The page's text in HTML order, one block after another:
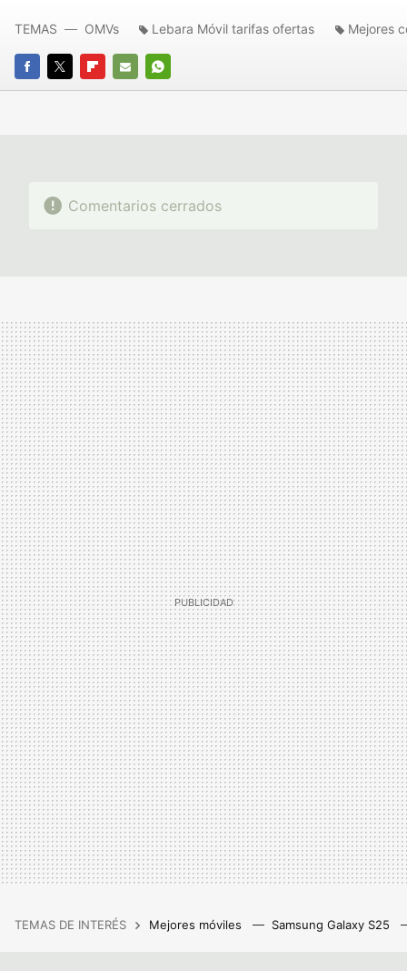
FACEBOOK
TWITTERFLIPBOARD
E-
WHATSAPP
TEMAS OMVs Lebara Móvil tarifas ofertas Mejores
Comentarios cerrados
TEMAS DE INTERÉS Mejores móviles Samsung Galaxy S25